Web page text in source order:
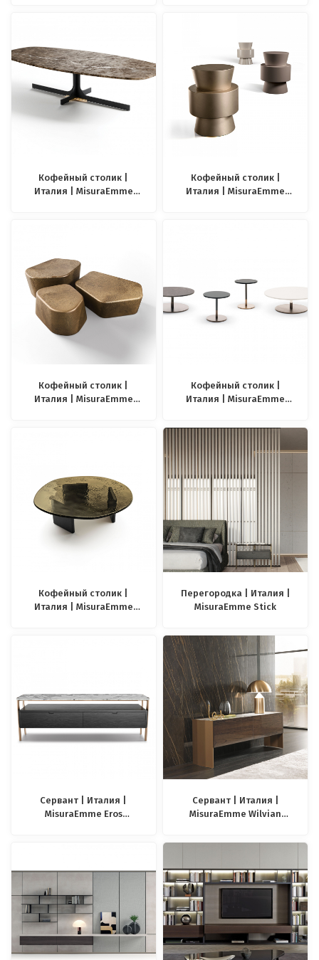
Кофейный столик |
Италия | MisuraEmme
Кофейный столик |
Италия | MisuraEmme
Кофейный столик |
Италия | MisuraEmme
Кофейный столик |
Италия | MisuraEmme
Кофейный столик |
Италия | MisuraEmme
Перегородка | Италия |
MisuraEmme Stick
Сервант | Италия |
MisuraEmme Eros
Сервант | Италия |
MisuraEmme Wilvian